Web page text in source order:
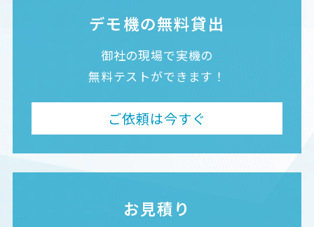
デモ機の無料貸出
御社の現場で実機の
無料テストができます！
ご依頼は今すぐ
お見積り